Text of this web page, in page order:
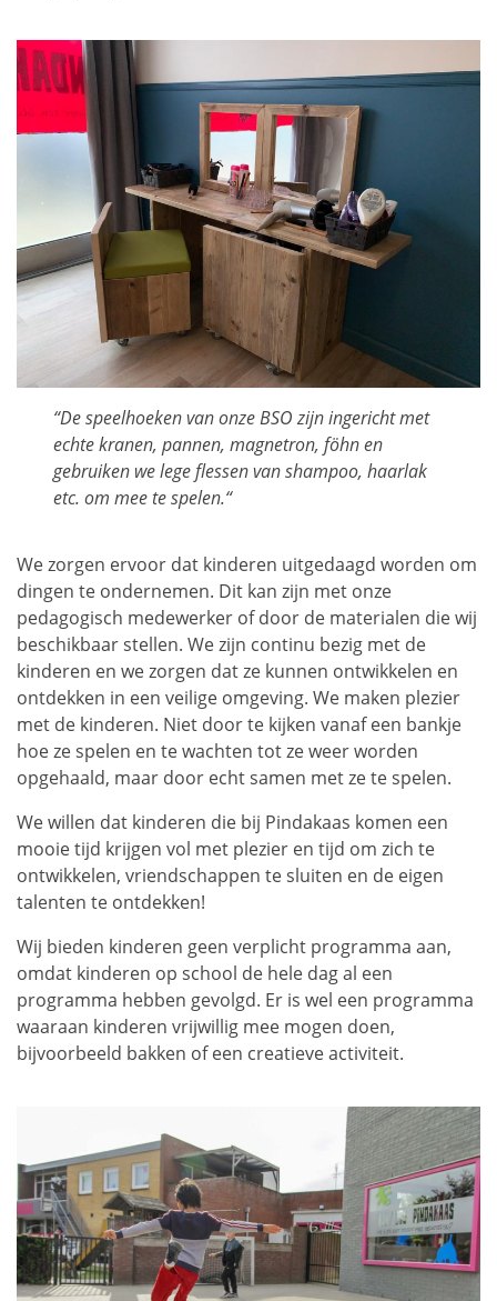
“De speelhoeken van onze BSO zijn ingericht met
echte kranen, pannen, magnetron, föhn en
gebruiken we lege flessen van shampoo, haarlak
etc. om mee te spelen.“
We zorgen ervoor dat kinderen uitgedaagd worden om
dingen te ondernemen. Dit kan zijn met onze
pedagogisch medewerker of door de materialen die wij
beschikbaar stellen. We zijn continu bezig met de
kinderen en we zorgen dat ze kunnen ontwikkelen en
ontdekken in een veilige omgeving. We maken plezier
met de kinderen. Niet door te kijken vanaf een bankje
hoe ze spelen en te wachten tot ze weer worden
opgehaald, maar door echt samen met ze te spelen.
We willen dat kinderen die bij Pindakaas komen een
mooie tijd krijgen vol met plezier en tijd om zich te
ontwikkelen, vriendschappen te sluiten en de eigen
talenten te ontdekken!
Wij bieden kinderen geen verplicht programma aan,
omdat kinderen op school de hele dag al een
programma hebben gevolgd. Er is wel een programma
waaraan kinderen vrijwillig mee mogen doen,
bijvoorbeeld bakken of een creatieve activiteit.